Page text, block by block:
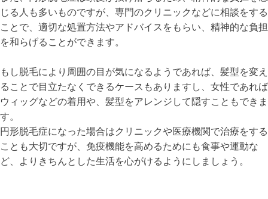
じる人も多いものですが、専門のクリニックなどに相談をする
ことで、適切な処置方法やアドバイスをもらい、精神的な負担
を和らげることができます。
もし脱毛により周囲の目が気になるようであれば、髪型を変え
ることで目立たなくできるケースもありますし、女性であれば
ウィッグなどの着用や、髪型をアレンジして隠すこともできま
す。
円形脱毛症になった場合はクリニックや医療機関で治療をする
ことも大切ですが、免疫機能を高めるためにも食事や運動な
ど、よりきちんとした生活を心がけるようにしましょう。